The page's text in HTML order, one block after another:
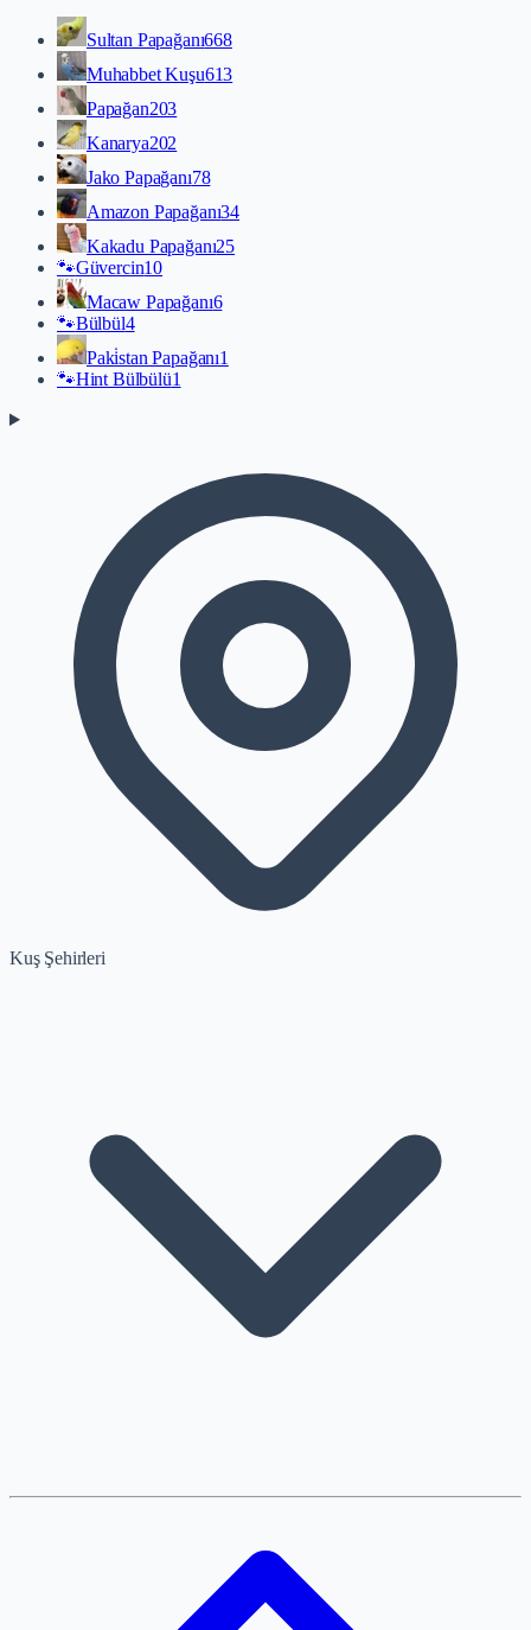
Sultan Papağanı668
Muhabbet Kuşu613
Papağan203
Kanarya202
Jako Papağanı78
Amazon Papağanı34
Kakadu Papağanı25
🐾Güvercin10
Macaw Papağanı6
🐾Bülbül4
Paki̇stan Papağanı1
🐾Hint Bülbülü1
Kuş Şehirleri